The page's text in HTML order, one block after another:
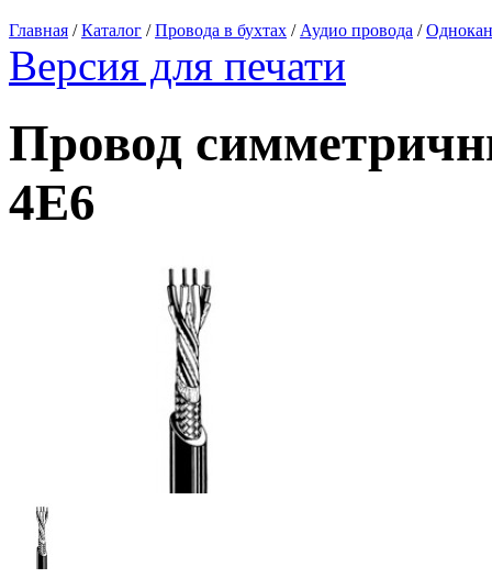
Главная /Каталог /Провода в бухтах / Аудио провода /
Версия для печати
Провод
4E6